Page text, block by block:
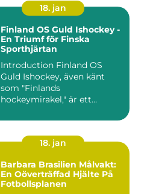
18. jan
Finland OS Guld Ishockey -
En Triumf för Finska
Sporthjärtan
Introduction Finland OS
Guld Ishockey, även känt
som "Finlands
hockeymirakel," är ett
18. jan
Barbara Brasilien Målvakt:
En Oöverträffad Hjälte På
Fotbollsplanen